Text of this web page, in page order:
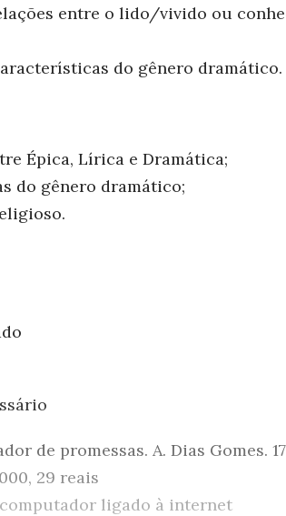
entre o lido/vivido ou
do gênero dramático.
Épica, Lírica e Dramática;
do gênero dramático;
de promessas. A. Dias Gomes.
29 reais
ligado à internet